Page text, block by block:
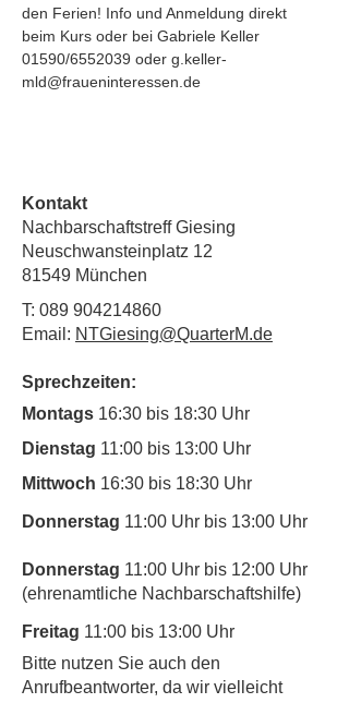
den Ferien! Info und Anmeldung direkt
beim Kurs oder bei Gabriele Keller
01590/6552039 oder g.keller-
mld@fraueninteressen.de
Kontakt
Nachbarschaftstreff Giesing
Neuschwansteinplatz 12
81549 München
T: 089 904214860
Email: NTGiesing@QuarterM.de
Sprechzeiten:
Montags 16:30 bis 18:30 Uhr
Dienstag 11:00 bis 13:00 Uhr
Mittwoch 16:30 bis 18:30 Uhr
Donnerstag 11:00 Uhr bis 13:00 Uhr
Donnerstag 11:00 Uhr bis 12:00 Uhr
(ehrenamtliche Nachbarschaftshilfe)
Freitag 11:00 bis 13:00 Uhr
​Bitte nutzen Sie auch den
Anrufbeantworter, da wir vielleicht